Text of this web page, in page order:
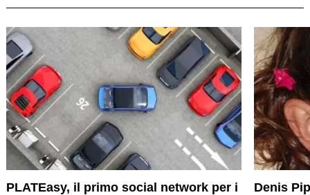
PLATEasy, il primo social network per i
Denis